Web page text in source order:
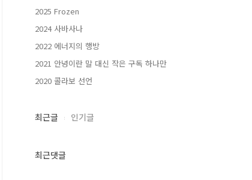
2025 Frozen
2024 사바사나
2022 에너지의 행방
2021 안녕이란 말 대신 작은 구독 하나만
2020 콜라보 선언
최근글 인기글
최근댓글